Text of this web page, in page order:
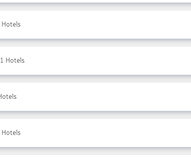
Hotels
Hotels
Hotels